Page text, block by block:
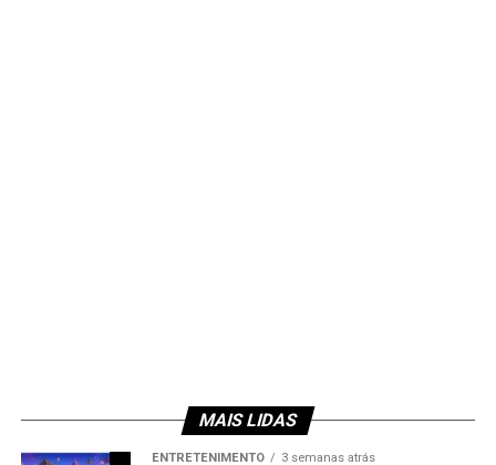
MAIS LIDAS
ENTRETENIMENTO 3 semanas atrás